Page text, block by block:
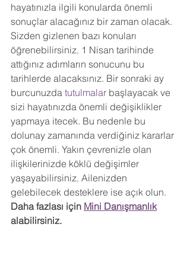
hayatınızla ilgili konularda önemli
sonuçlar alacağınız bir zaman olacak.
Sizden gizlenen bazı konuları
öğrenebilirsiniz. 1 Nisan tarihinde
attığınız adımların sonucunu bu
tarihlerde alacaksınız. Bir sonraki ay
burcunuzda tutulmalar başlayacak ve
sizi hayatınızda önemli değişiklikler
yapmaya itecek. Bu nedenle bu
dolunay zamanında verdiğiniz kararlar
çok önemli. Yakın çevrenizle olan
ilişkilerinizde köklü değişimler
yaşayabilirsiniz. Ailenizden
gelebilecek desteklere ise açık olun.
Daha fazlası için Mini Danışmanlık
alabilirsiniz.